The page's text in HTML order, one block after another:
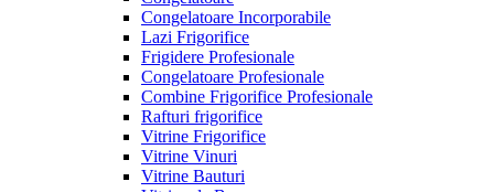
Congelatoare Incorporabile
Lazi Frigorifice
Frigidere Profesionale
Congelatoare Profesionale
Combine Frigorifice Profesionale
Rafturi frigorifice
Vitrine Frigorifice
Vitrine Vinuri
Vitrine Bauturi